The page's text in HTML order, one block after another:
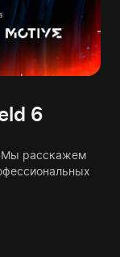
6
Мы расскажем